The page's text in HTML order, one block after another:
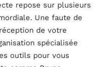
repose sur plusieurs
Une faute de
de votre
spécialisée
outils pour vous